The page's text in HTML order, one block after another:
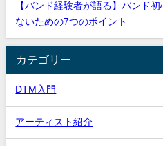
【バンド経験者が語る】バンド
ないための7つのポイント
カテゴリー
DTM入門
アーティスト紹介